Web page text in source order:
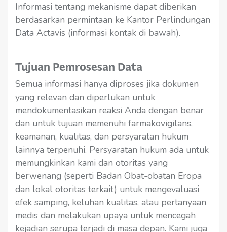
Informasi tentang mekanisme dapat diberikan
berdasarkan permintaan ke Kantor Perlindungan
Data Actavis (informasi kontak di bawah).
Tujuan Pemrosesan Data
Semua informasi hanya diproses jika dokumen
yang relevan dan diperlukan untuk
mendokumentasikan reaksi Anda dengan benar
dan untuk tujuan memenuhi farmakovigilans,
keamanan, kualitas, dan persyaratan hukum
lainnya terpenuhi. Persyaratan hukum ada untuk
memungkinkan kami dan otoritas yang
berwenang (seperti Badan Obat-obatan Eropa
dan lokal otoritas terkait) untuk mengevaluasi
efek samping, keluhan kualitas, atau pertanyaan
medis dan melakukan upaya untuk mencegah
kejadian serupa terjadi di masa depan. Kami juga